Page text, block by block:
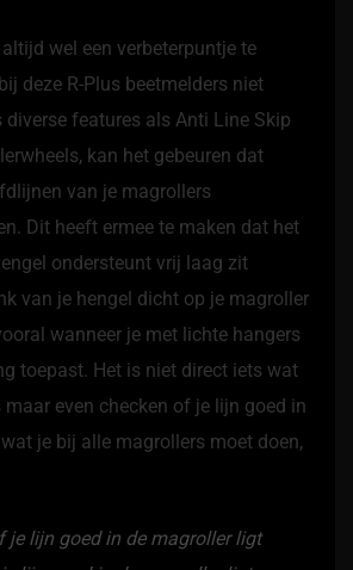
wel een verbeterpuntje te
deze R-Plus beetmelders niet
diverse features als Anti Line Skip
kan het gebeuren dat
van je magrollers
Dit heeft ermee te maken dat het
ondersteunt vrij laag zit
van je hengel dicht op je magroller
wanneer je met lichte hangers
toepast. Het is niet direct iets wat
maar even checken of je lijn goed in
je bij alle magrollers moet doen,